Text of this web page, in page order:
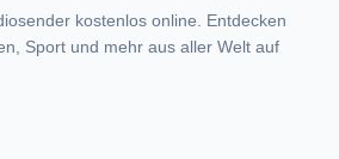
kostenlos online. Entdecken
Sport und mehr aus aller Welt auf